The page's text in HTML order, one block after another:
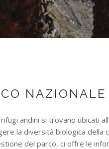
andini si trovano ubicati
la diversità biologica della
del parco, ci offre le